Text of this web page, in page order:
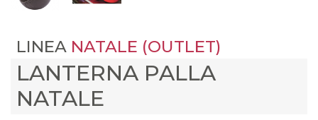
LINEA NATALE (OUTLET)
LANTERNA PALLA
NATALE